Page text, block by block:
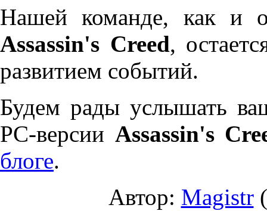
Нашей команде, как и
Assassin's Creed,
развитием событий.
Будем рады услышать
PC-версии Assassin's
блоге.
Автор: Magistr